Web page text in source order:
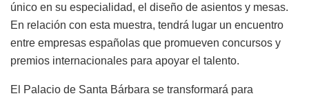
único en su especialidad, el diseño de asientos y mesas.
En relación con esta muestra, tendrá lugar un encuentro
entre empresas españolas que promueven concursos y
premios internacionales para apoyar el talento.
El Palacio de Santa Bárbara se transformará para